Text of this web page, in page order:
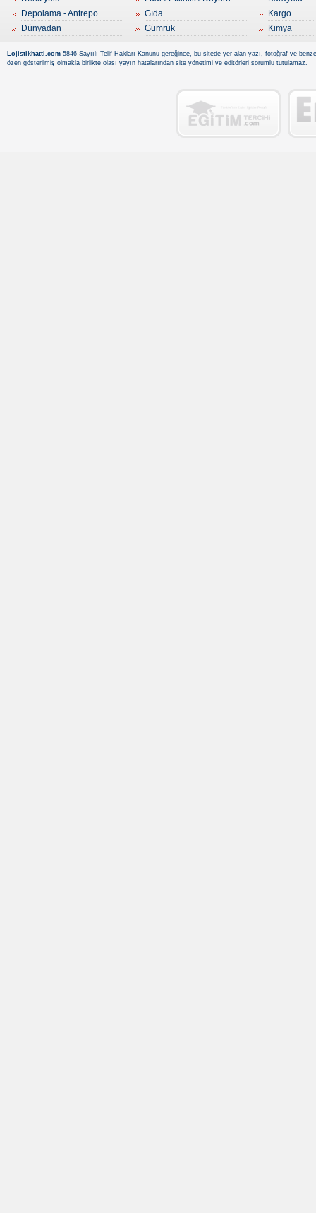
Depolama - Antrepo
Dünyadan
Gıda
Gümrük
Kargo
Kimya
Lojistikhatti.com 5846 Sayıılı Telif Hakları Kanunu gereğince, bu sitede yer alan yazı, fotoğraf ve
özen gösterilmiş olmakla birlikte olası yayın hatalarından site yönetimi ve editörleri sorumlu tutulamaz.